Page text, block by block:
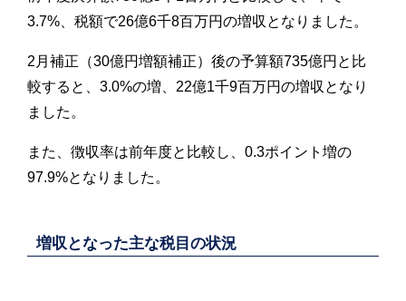
3.7%、税額で26億6千8百万円の増収となりました。
2月補正（30億円増額補正）後の予算額735億円と比
較すると、3.0%の増、22億1千9百万円の増収となり
ました。
また、徴収率は前年度と比較し、0.3ポイント増の
97.9%となりました。
増収となった主な税目の状況